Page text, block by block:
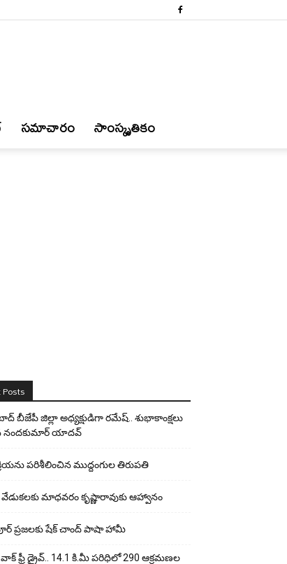
స‌మాచారం సాంస్కృతికం
బీజేపీ జిల్లా అధ్యక్షుడిగా రమేష్‌.. శుభాకాంక్షలు
నందకుమార్ యాదవ్
పరిశీలించిన ముద్దంగుల తిరుపతి
మాధవరం కృష్ణారావుకు ఆహ్వానం
ప్రజలకు షేక్ చాంద్ పాషా హామీ
ఫ్రీ డ్రైవ్.. 14.1 కి.మీ పరిధిలో 290 ఆక్రమణల